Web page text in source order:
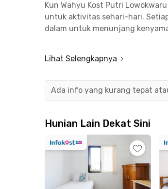
Kun Wahyu Kost Putri
untuk aktivitas sehari-hari.
dalam untuk menunjang
digunakan bersama. Lingkungan
Lokasinya sangat strategis,
mahasiswi di kawasan Lowokwaru.
Lihat Selengkapnya
Ada info yang kurang tepat
Hunian Lain Dekat Sini